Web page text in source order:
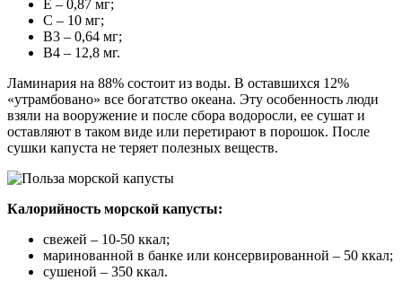
Е – 0,87 мг;
С – 10 мг;
В3 – 0,64 мг;
В4 – 12,8 мг.
Ламинария на 88% состоит из воды. В оставшихся 12%
«утрамбовано» все богатство океана. Эту особенность люди
взяли на вооружение и после сбора водоросли, ее сушат и
оставляют в таком виде или перетирают в порошок. После
сушки капуста не теряет полезных веществ.
Калорийность морской капусты:
свежей – 10-50 ккал;
маринованной в банке или консервированной – 50 ккал;
сушеной – 350 ккал.